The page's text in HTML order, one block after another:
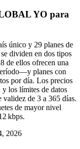
YO para
único y 29 planes de
dividen en dos tipos
de ellos ofrecen una
planes con
por día. Los precios
los límites de datos
de 3 a 365 días.
de mayor nivel
kbps.
2026